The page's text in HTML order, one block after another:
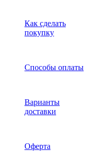
Как сделать
покупку
Способы оплаты
Варианты
доставки
Оферта